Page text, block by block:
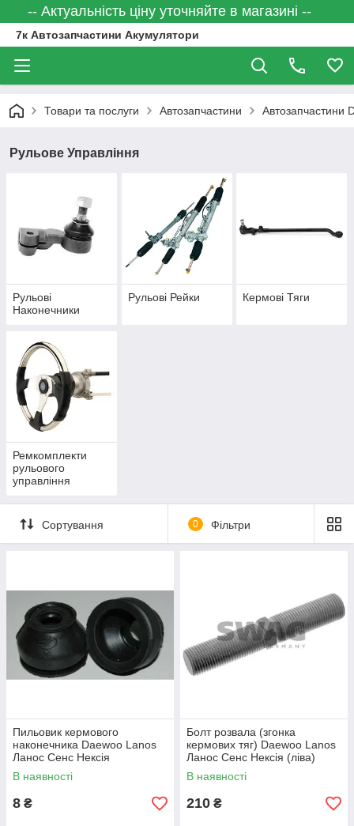
-- Актуальність ціну уточняйте в магазині --
7к Автозапчастини Акумулятори
Товари та послуги Автозапчастини Автозапчастини
Рульове Управління
Рульові
Наконечники
Рульові Рейки Кермові Тяги
Ремкомплекти
рульового
управління
Сортування 0 Фільтри
Пильовик кермового
наконечника Daewoo Lanos
Ланос Сенс Нексія
В наявності
8 ₴
Болт розвала (згонка
кермових тяг) Daewoo Lanos
Ланос Сенс Нексія (ліва)
SWAG
В наявності
210 ₴